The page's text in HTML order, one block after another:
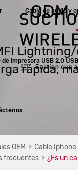
Cable de audio y
de impresora USB 2,0
ODM
rápida,
OEM Cable Iphone
frecuentes
¿Es un